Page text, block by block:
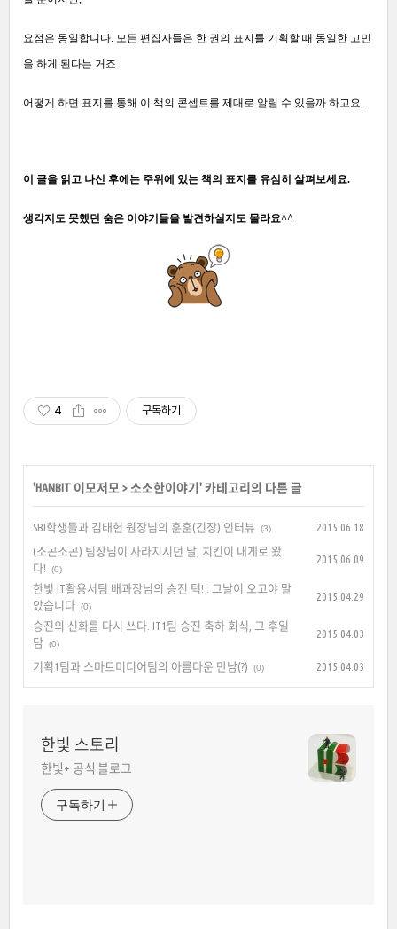
요점은 동일합니다. 모든 편집자들은 한 권의 표지를 기획할 때 동일한 고민
을 하게 된다는 거죠.
어떻게 하면 표지를 통해 이 책의 콘셉트를 제대로 알릴 수 있을까 하고요.
이 글을 읽고 나신 후에는 주위에 있는 책의 표지를 유심히 살펴보세요.
생각지도 못했던 숨은 이야기들을 발견하실지도 몰라요^^
4 구독하기
'HANBIT 이모저모 > 소소한이야기 ' 카테고리의 다른 글
SBI학생들과 김태헌 원장님의 훈훈(긴장) 인터뷰 (3)
2015.06.18
(소곤소곤) 팀장님이 사라지시던 날, 치킨이 내게로 왔
다!
(0)
2015.06.09
한빛 IT활용서팀 배과장님의 승진 턱! : 그날이 오고야 말
았습니다 (0)
2015.04.29
승진의 신화를 다시 쓰다. IT1팀 승진 축하 회식, 그 후일
담 (0)
2015.04.03
기획1팀과 스마트미디어팀의 아름다운 만남(?) (0) 2015.04.03
한빛 스토리
한빛+ 공식 블로그
구독하기